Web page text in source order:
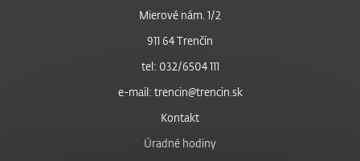
Mierové nám. 1/2
911 64 Trenčín
tel: 032/6504 111
e-mail: trencin@trencin.sk
Kontakt
Úradné hodiny